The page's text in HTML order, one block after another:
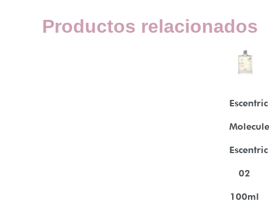
Productos relacionados
Escentric
Escentric
02
100ml